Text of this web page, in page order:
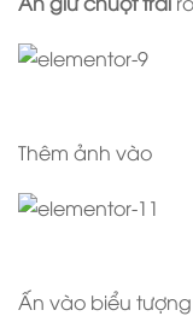
Thêm ảnh vào
Ấn vào biểu